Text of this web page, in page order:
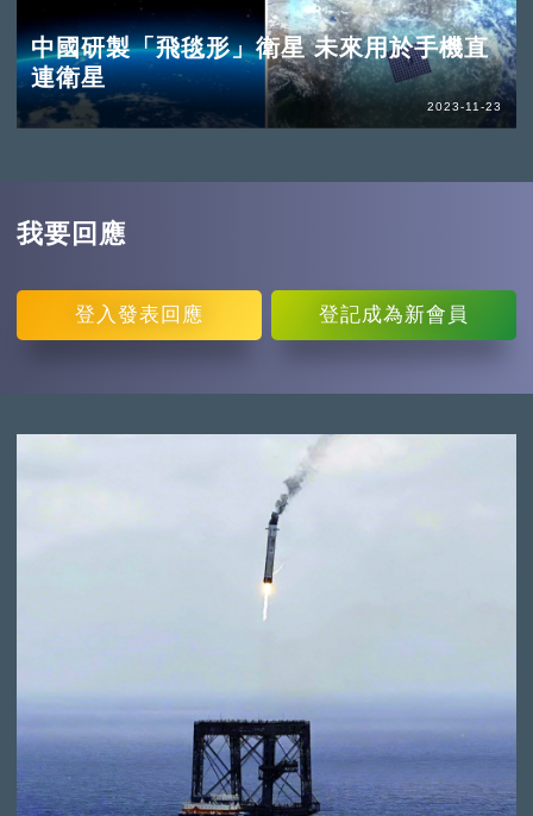
中國研製「飛毯形」衛星 未來用於手機直
連衛星
2023-11-23
我要回應
登入 發表回應 登記成為新會員